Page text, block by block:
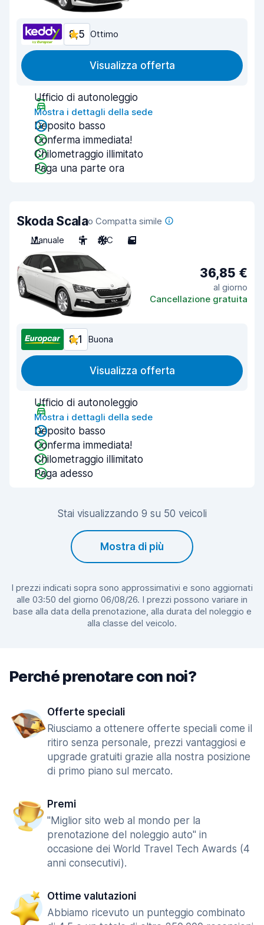
8,5 Ottimo
Visualizza offerta
Ufficio di autonoleggio
Mostra i dettagli della sede
Deposito basso
Conferma immediata!
Chilometraggio illimitato
Paga una parte ora
Skoda Scalao Compatta simile
Manuale
5 A/C 5
36,85 €
al giorno
Cancellazione gratuita
8,1 Buona
Visualizza offerta
Ufficio di autonoleggio
Mostra i dettagli della sede
Deposito basso
Conferma immediata!
Chilometraggio illimitato
Paga adesso
Stai visualizzando 9 su 50 veicoli
Mostra di più
I prezzi indicati sopra sono approssimativi e sono aggiornati
alle 03:50 del giorno 06/08/26. I prezzi possono variare in
base alla data della prenotazione, alla durata del noleggio e
alla classe del veicolo.
Perché prenotare con noi?
Offerte speciali
Riusciamo a ottenere offerte speciali come il
ritiro senza personale, prezzi vantaggiosi e
upgrade gratuiti grazie alla nostra posizione
di primo piano sul mercato.
Premi
"Miglior sito web al mondo per la
prenotazione del noleggio auto" in
occasione dei World Travel Tech Awards (4
anni consecutivi).
Ottime valutazioni
Abbiamo ricevuto un punteggio combinato